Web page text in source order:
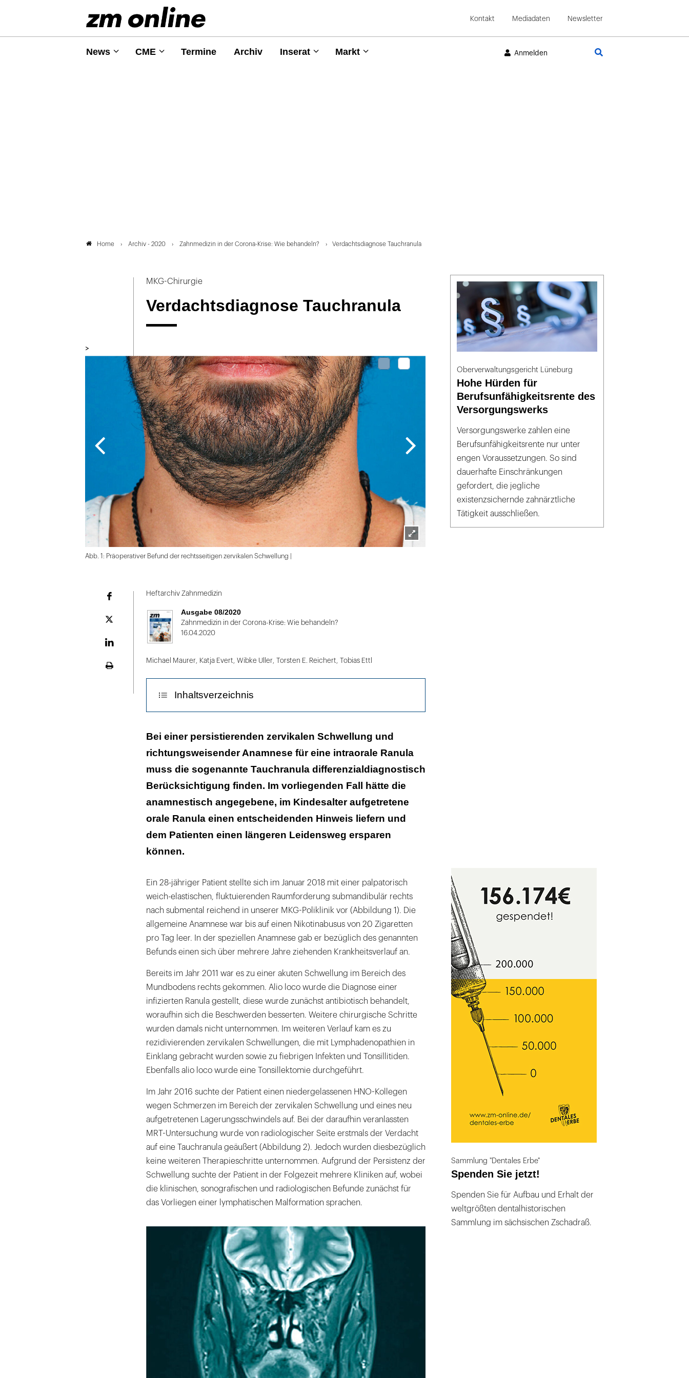
Kontakt Mediadaten Newsletter
News CME Termine Archiv Inserat Markt Anmelden
Home Archiv - 2020 Zahnmedizin in der Corona-Krise: Wie behandeln? Verdachtsdiagnose Tauchranula
MKG-Chirurgie
Verdachtsdiagnose Tauchranula
>
Lightbox
Abb. 1: Präoperativer Befund der rechtsseitigen zervikalen Schwellung |
Plattform
Heftarchiv Zahnmedizin
Ausgabe 08/2020
Zahnmedizin in der Corona-Krise: Wie behandeln?
16.04.2020
Michael Maurer, Katja Evert Wibke Uller, Torsten E. Reichert Tobias Ettl
Inhaltsverzeichnis
Diskussion
Literaturliste
Bei einer persistierenden zervikalen Schwellung und
richtungsweisender Anamnese für eine intraorale Ranula
muss die sogenannte Tauchranula differenzialdiagnostisch
Berücksichtigung finden. Im vorliegenden Fall hätte die
anamnestisch angegebene, im Kindesalter aufgetretene
orale Ranula einen entscheidenden Hinweis liefern und
dem Patienten einen längeren Leidensweg ersparen
können.
Ein 28-jähriger Patient stellte sich im Januar 2018 mit einer palpatorisch
weich-elastischen, fluktuierenden Raumforderung submandibulär rechts
nach submental reichend in unserer MKG-Poliklinik vor (Abbildung 1). Die
allgemeine Anamnese war bis auf einen Nikotinabusus von 20 Zigaretten
pro Tag leer. In der speziellen Anamnese gab er bezüglich des genannten
Befunds einen sich über mehrere Jahre ziehenden Krankheitsverlauf an.
Bereits im Jahr 2011 war es zu einer akuten Schwellung im Bereich des
Mundbodens rechts gekommen. Alio loco wurde die Diagnose einer
infizierten Ranula gestellt, diese wurde zunächst antibiotisch behandelt,
woraufhin sich die Beschwerden besserten. Weitere chirurgische Schritte
wurden damals nicht unternommen. Im weiteren Verlauf kam es zu
rezidivierenden zervikalen Schwellungen, die mit Lymphadenopathien in
Einklang gebracht wurden sowie zu fiebrigen Infekten und Tonsillitiden.
Ebenfalls alio loco wurde eine Tonsillektomie durchgeführt.
Im Jahr 2016 suchte der Patient einen niedergelassenen HNO-Kollegen
wegen Schmerzen im Bereich der zervikalen Schwellung und eines neu
aufgetretenen Lagerungsschwindels auf. Bei der daraufhin veranlassten
MRT-Untersuchung wurde von radiologischer Seite erstmals der Verdacht
auf eine Tauchranula geäußert (Abbildung 2). Jedoch wurden diesbezüglich
keine weiteren Therapieschritte unternommen. Aufgrund der Persistenz der
Schwellung suchte der Patient in der Folgezeit mehrere Kliniken auf, wobei
die klinischen, sonografischen und radiologischen Befunde zunächst für
das Vorliegen einer lymphatischen Malformation sprachen.
Oberverwaltungsgericht Lüneburg
Hohe Hürden für
Berufsunfähigkeitsrente des
Versorgungswerks
Versorgungswerke zahlen eine
Berufsunfähigkeitsrente nur unter
engen Voraussetzungen. So sind
dauerhafte Einschränkungen
gefordert, die jegliche
existenzsichernde zahnärztliche
Tätigkeit ausschließen.
Sammlung "Dentales Erbe"
Spenden Sie jetzt!
Spenden Sie für Aufbau und Erhalt der
weltgrößten dentalhistorischen
Sammlung im sächsischen Zschadraß.